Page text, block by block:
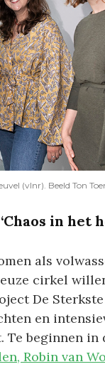
(vlnr). Beeld Ton
in het
als
cirkel
De
en
beginnen in
Robin van